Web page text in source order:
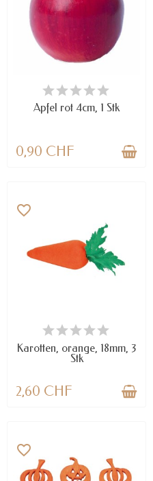
NUR NOCH WENIGE TEILE
VERFÜGBAR
Apfel rot 4cm, 1 Stk
0,90 CHF
VERFÜGBAR
favorite_border
Karotten, orange, 18mm, 3
Stk
2,60 CHF
favorite_border